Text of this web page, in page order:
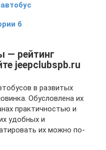
б
— рейтинг
jeepclubspb.ru
в развитых
Обусловлена их
практичностью и
удобных и
их можно по-